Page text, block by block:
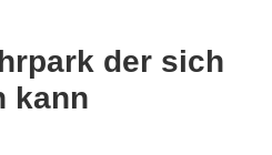
der sich
kann